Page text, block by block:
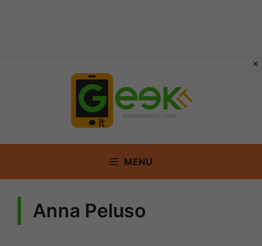
MENU
Anna Peluso